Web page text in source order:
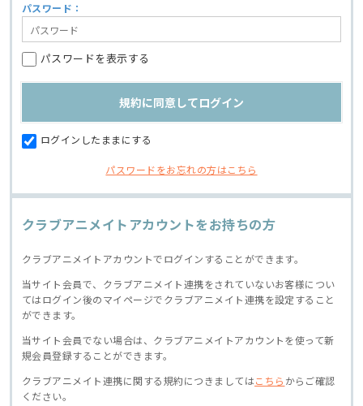
パスワード：
パスワードを表示する
ログインしたままにする
パスワードをお忘れの方はこちら
クラブアニメイトアカウントをお持ちの方
クラブアニメイトアカウントでログインすることができます。
当サイト会員で、クラブアニメイト連携をされていないお客様につい
てはログイン後のマイページでクラブアニメイト連携を設定すること
ができます。
当サイト会員でない場合は、クラブアニメイトアカウントを使って新
規会員登録することができます。
クラブアニメイト連携に関する規約につきましてはこちら からご確認
ください。